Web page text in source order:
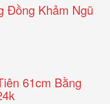
Đồng Khảm Ngũ
61cm Bằng